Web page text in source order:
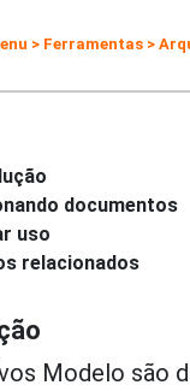
> Ferramentas >
documentos
uso
relacionados
Modelo são